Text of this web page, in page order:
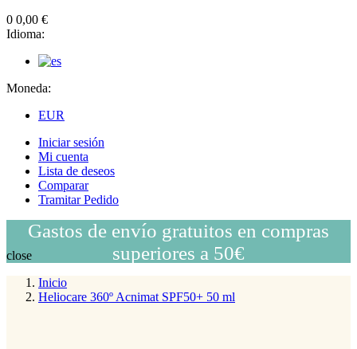
0 0,00 €
Idioma:
Moneda:
EUR
Iniciar sesión
Mi cuenta
Lista de deseos
Comparar
Tramitar Pedido
Gastos de envío gratuitos en compras
superiores a 50€
close
Inicio
Heliocare 360º Acnimat SPF50+ 50 ml